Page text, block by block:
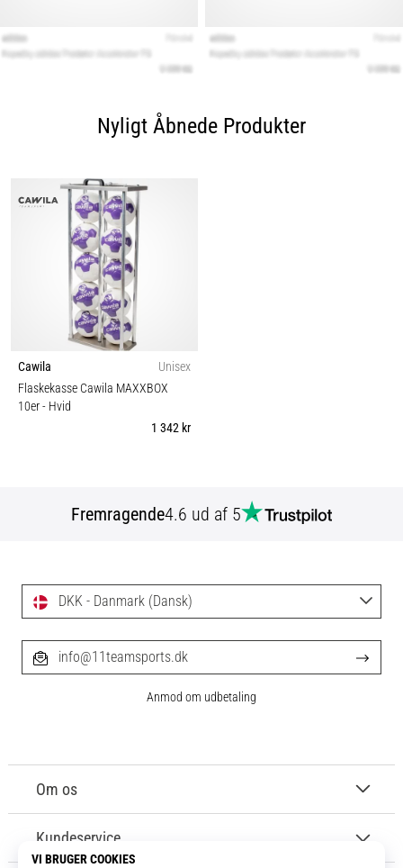
Nyligt Åbnede Produkter
Cawila
Unisex
Flaskekasse Cawila MAXXBOX
10er- Hvid
1 342 kr
Fremragende4.6 ud af 5
Om os
Kundeservice
DKK - Danmark (Dansk)
info@11teamsports.dk
Anmod om udbetaling